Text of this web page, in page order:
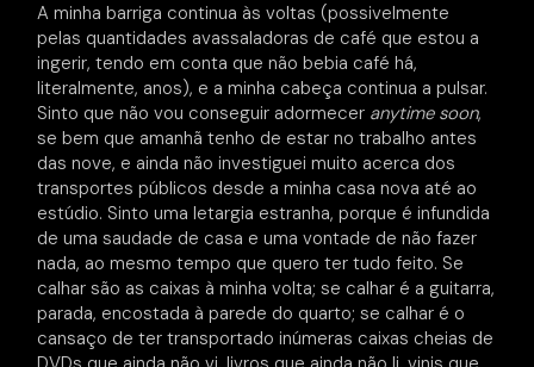
A minha barriga continua às voltas (possivelmente
pelas quantidades avassaladoras de café que estou a
ingerir, tendo em conta que não bebia café há,
literalmente, anos), e a minha cabeça continua a pulsar.
Sinto que não vou conseguir adormecer anytime soon,
se bem que amanhã tenho de estar no trabalho antes
das nove, e ainda não investiguei muito acerca dos
transportes públicos desde a minha casa nova até ao
estúdio. Sinto uma letargia estranha, porque é infundida
de uma saudade de casa e uma vontade de não fazer
nada, ao mesmo tempo que quero ter tudo feito. Se
calhar são as caixas à minha volta; se calhar é a guitarra,
parada, encostada à parede do quarto; se calhar é o
cansaço de ter transportado inúmeras caixas cheias de